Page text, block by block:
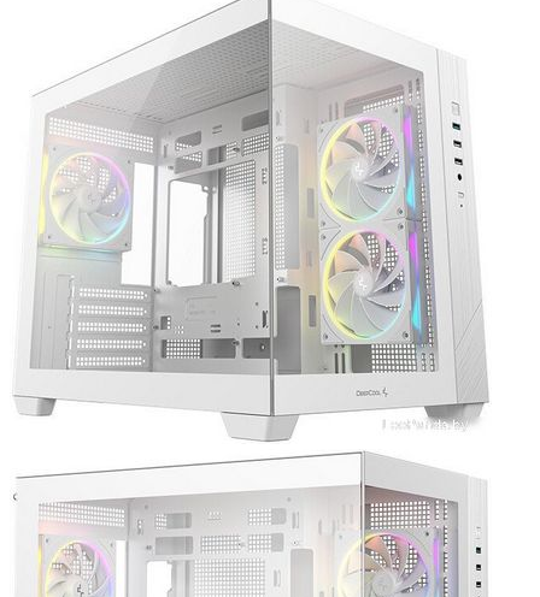
Наборы клавиатура и мышь
Коврики для мыши
Мультимедиа
Акустика
Наушники и гарнитуры
Микрофоны